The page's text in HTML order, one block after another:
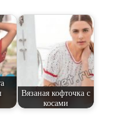
Вязаная кофточка с
косами